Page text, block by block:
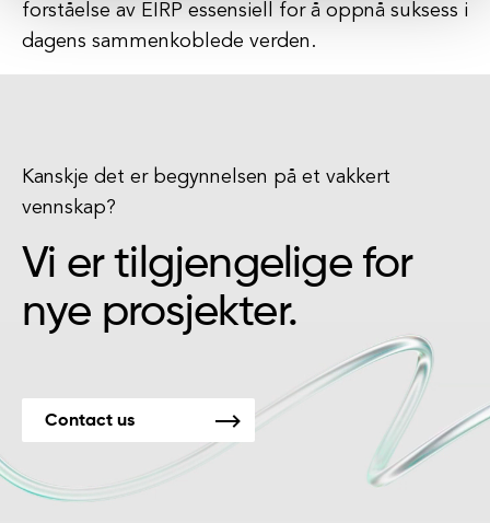
forståelse av EIRP essensiell for å oppnå suksess i
dagens sammenkoblede verden.
Kanskje det er begynnelsen på et vakkert
vennskap?
Vi er tilgjengelige for
nye prosjekter.
Contact us